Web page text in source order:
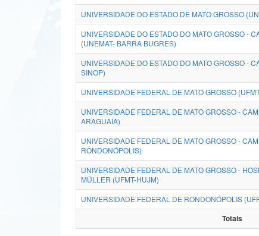
UNIVERSIDADE DO ESTADO DE MATO GROSSO
UNIVERSIDADE DO ESTADO DO MATO GROSSO -
(UNEMAT- BARRA BUGRES)
UNIVERSIDADE DO ESTADO DO MATO GROSSO -
SINOP)
UNIVERSIDADE FEDERAL DE MATO GROSSO
UNIVERSIDADE FEDERAL DE MATO GROSSO -
ARAGUAIA)
UNIVERSIDADE FEDERAL DE MATO GROSSO -
RONDONÓPOLIS)
UNIVERSIDADE FEDERAL DE MATO GROSSO -
MÜLLER (UFMT-HUJM)
UNIVERSIDADE FEDERAL DE RONDONÓPOLIS
Totais